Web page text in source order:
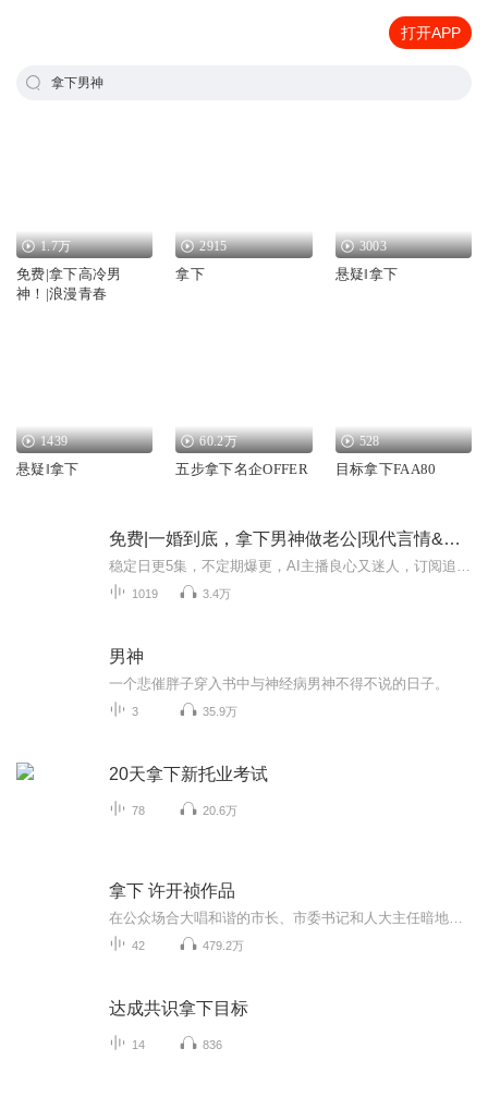
打开APP
拿下男神
1.7万
免费|拿下高冷男
神！|浪漫青春
2915
拿下
3003
悬疑‖拿下
1439
悬疑‖拿下
60.2万
五步拿下名企OFFER
528
目标拿下FAA80
免费|一婚到底，拿下男神做老公|现代言情&总裁豪门轻松婚姻
1019 3.4万
男神
一个悲催胖子穿入书中与神经病男神不得不说的日子。
3 35.9万
20天拿下新托业考试
78 20.6万
拿下 许开祯作品
42 479.2万
达成共识拿下目标
14 836